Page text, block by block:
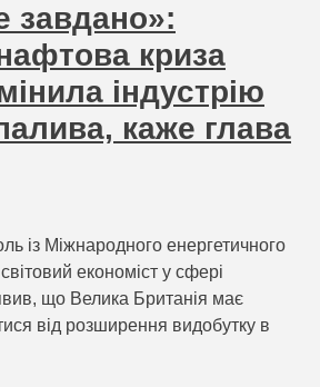
завдано»:
криза
індустрію
каже глава
із Міжнародного енергетичного
економіст у сфері
що Велика Британія має
від розширення видобутку в